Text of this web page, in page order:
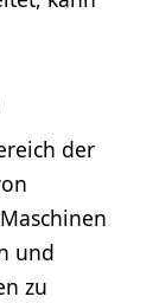
der
und
zu